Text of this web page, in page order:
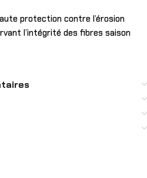
protection contre l’érosion
l’intégrité des fibres saison